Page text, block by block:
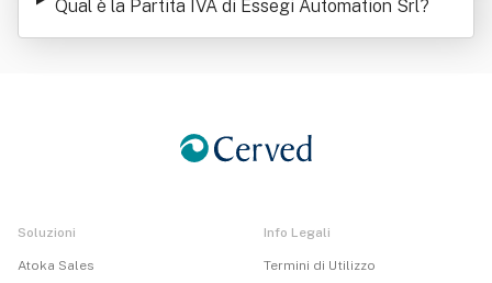
Qual è la Partita IVA di Essegi Automation Srl?
Soluzioni
Atoka Sales
Info Legali
Termini di Utilizzo